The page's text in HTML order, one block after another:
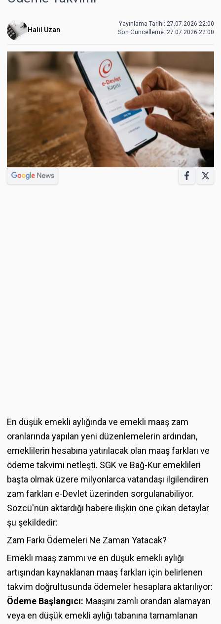
Halil Uzan
Yayınlama Tarihi: 27.07.2026 22:00
Son Güncelleme: 27.07.2026 22:00
En düşük emekli aylığında ve emekli maaş zam
oranlarında yapılan yeni düzenlemelerin ardından,
emeklilerin hesabına yatırılacak olan maaş farkları ve
ödeme takvimi netleşti. SGK ve Bağ-Kur emeklileri
başta olmak üzere milyonlarca vatandaşı ilgilendiren
zam farkları e-Devlet üzerinden sorgulanabiliyor.
Sözcü'nün aktardığı habere ilişkin öne çıkan detaylar
şu şekildedir:
Zam Farkı Ödemeleri Ne Zaman Yatacak?
Emekli maaş zammı ve en düşük emekli aylığı
artışından kaynaklanan maaş farkları için belirlenen
takvim doğrultusunda ödemeler hesaplara aktarılıyor:
Ödeme Başlangıcı: Maaşını zamlı orandan alamayan
veya en düşük emekli aylığı tabanına tamamlanan